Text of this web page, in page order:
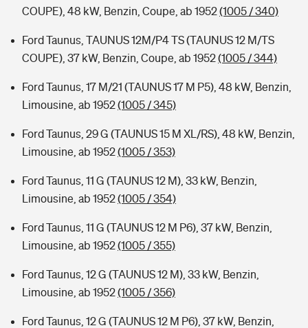
COUPE), 48 kW, Benzin, Coupe, ab 1952(1005 / 340)
Ford Taunus, TAUNUS 12M/P4 TS (TAUNUS 12 M/TS
COUPE), 37 kW, Benzin, Coupe, ab 1952(1005 / 344)
Ford Taunus, 17 M/21 (TAUNUS 17 M P5), 48 kW, Benzin,
Limousine, ab 1952(1005 / 345)
Ford Taunus, 29 G (TAUNUS 15 M XL/RS), 48 kW, Benzin,
Limousine, ab 1952(1005 / 353)
Ford Taunus, 11 G (TAUNUS 12 M), 33 kW, Benzin,
Limousine, ab 1952(1005 / 354)
Ford Taunus, 11 G (TAUNUS 12 M P6), 37 kW, Benzin,
Limousine, ab 1952(1005 / 355)
Ford Taunus, 12 G (TAUNUS 12 M), 33 kW, Benzin,
Limousine, ab 1952(1005 / 356)
Ford Taunus, 12 G (TAUNUS 12 M P6), 37 kW, Benzin,